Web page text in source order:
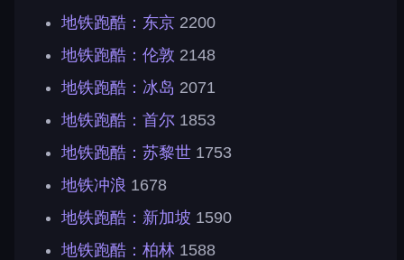
地铁跑酷：东京 2200
地铁跑酷：伦敦 2148
地铁跑酷：冰岛 2071
地铁跑酷：首尔 1853
地铁跑酷：苏黎世 1753
地铁冲浪 1678
地铁跑酷：新加坡 1590
地铁跑酷：柏林 1588